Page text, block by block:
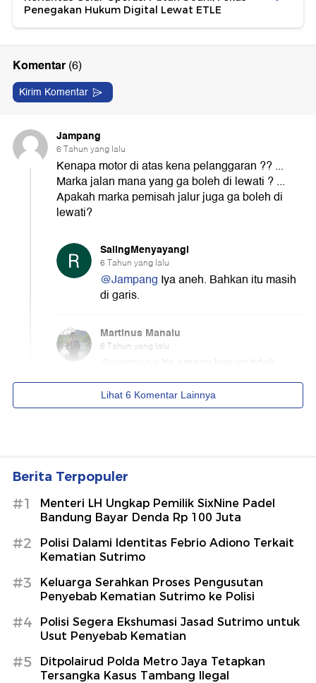
Penegakan Hukum Digital Lewat ETLE
Berita Terpopuler
#1
Menteri LH Ungkap Pemilik SixNine Padel
Bandung Bayar Denda Rp 100 Juta
#2
Polisi Dalami Identitas Febrio Adiono Terkait
Kematian Sutrimo
#3
Keluarga Serahkan Proses Pengusutan
Penyebab Kematian Sutrimo ke Polisi
#4
Polisi Segera Ekshumasi Jasad Sutrimo untuk
Usut Penyebab Kematian
#5
Ditpolairud Polda Metro Jaya Tetapkan
Tersangka Kasus Tambang Ilegal